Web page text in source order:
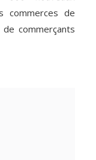
commerces de
commerçants